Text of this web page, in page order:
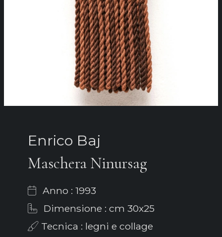
Enrico Baj
Maschera Ninursag
Anno : 1993
Dimensione : cm 30x25
Tecnica : legni e collage